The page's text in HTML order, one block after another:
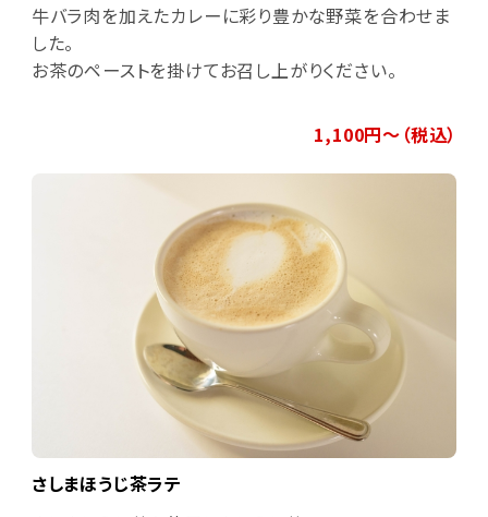
牛バラ肉を加えたカレーに彩り豊かな野菜を合わせま
した。
お茶のペーストを掛けてお召し上がりください。
1,100円～（税込）
さしまほうじ茶ラテ